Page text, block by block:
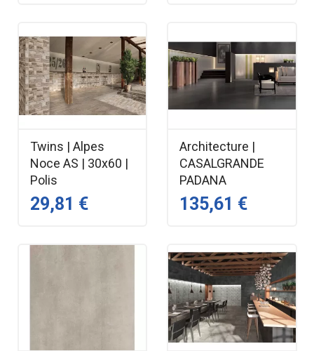
Twins | Alpes
Noce AS | 30x60 |
Polis
29,81 €
Architecture |
CASALGRANDE
PADANA
135,61 €